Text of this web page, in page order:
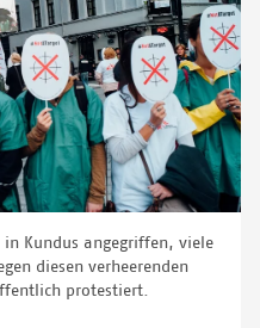
Kundus angegriffen, viele
diesen verheerenden
protestiert.